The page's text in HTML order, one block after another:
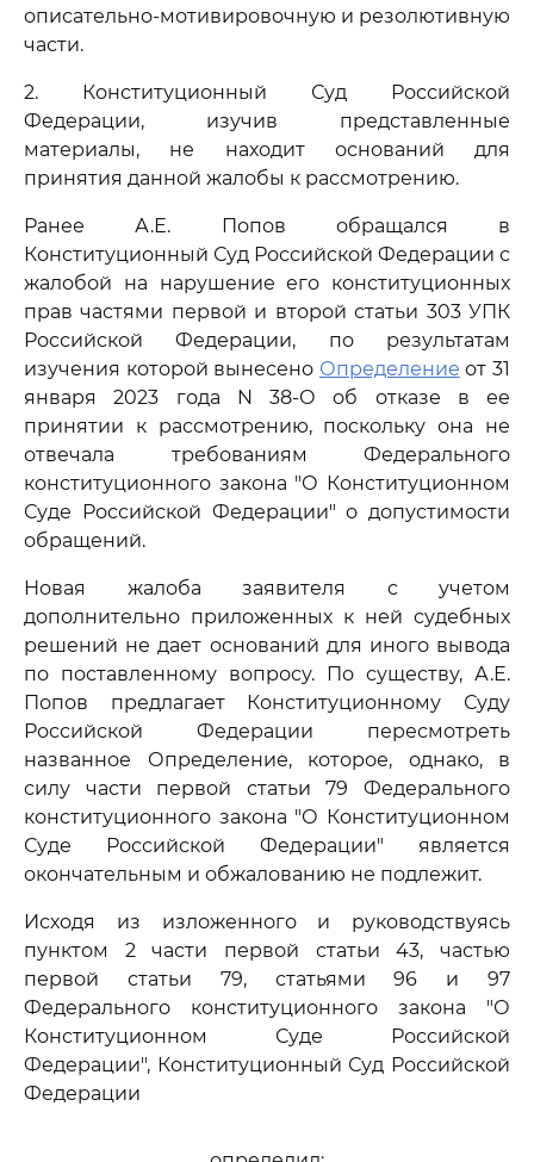
описательно-мотивировочную и резолютивную
части.
2. Конституционный Суд Российской
Федерации, изучив представленные
материалы, не находит оснований для
принятия данной жалобы к рассмотрению.
Ранее А.Е. Попов обращался в
Конституционный Суд Российской Федерации с
жалобой на нарушение его конституционных
прав частями первой и второй статьи 303 УПК
Российской Федерации, по результатам
изучения которой вынесено Определение от 31
января 2023 года N 38-О об отказе в ее
принятии к рассмотрению, поскольку она не
отвечала требованиям Федерального
конституционного закона "О Конституционном
Суде Российской Федерации" о допустимости
обращений.
Новая жалоба заявителя с учетом
дополнительно приложенных к ней судебных
решений не дает оснований для иного вывода
по поставленному вопросу. По существу, А.Е.
Попов предлагает Конституционному Суду
Российской Федерации пересмотреть
названное Определение, которое, однако, в
силу части первой статьи 79 Федерального
конституционного закона "О Конституционном
Суде Российской Федерации" является
окончательным и обжалованию не подлежит.
Исходя из изложенного и руководствуясь
пунктом 2 части первой статьи 43, частью
первой статьи 79, статьями 96 и 97
Федерального конституционного закона "О
Конституционном Суде Российской
Федерации", Конституционный Суд Российской
Федерации